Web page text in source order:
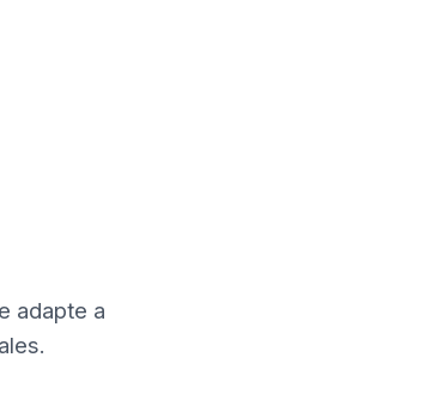
adapte a